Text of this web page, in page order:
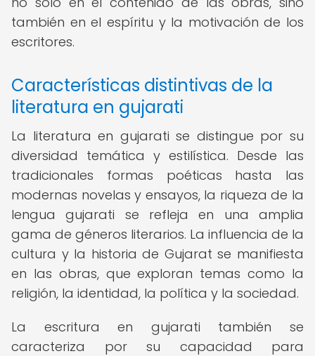
también en el espíritu y la motivación de los
escritores.
Características distintivas de la
literatura en gujarati
La literatura en gujarati se distingue por su
diversidad temática y estilística. Desde las
tradicionales formas poéticas hasta las
modernas novelas y ensayos, la riqueza de la
lengua gujarati se refleja en una amplia
gama de géneros literarios. La influencia de la
cultura y la historia de Gujarat se manifiesta
en las obras, que exploran temas como la
religión, la identidad, la política y la sociedad.
La escritura en gujarati también se
caracteriza por su capacidad para